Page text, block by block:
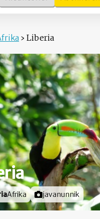
› Liberia
Afrika Foto door
javanunnik